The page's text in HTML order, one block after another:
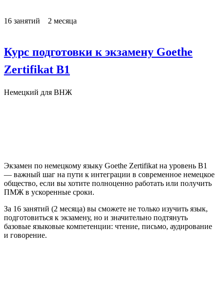
16 занятий 2 месяца
Курс подготовки к экзамену Goethe
Zertifikat B1
Немецкий для ВНЖ
Экзамен по немецкому языку Goethe Zertifikat на уровень B1
— важный шаг на пути к интеграции в современное немецкое
общество, если вы хотите полноценно работать или получить
ПМЖ в ускоренные сроки.
За 16 занятий (2 месяца) вы сможете не только изучить язык,
подготовиться к экзамену, но и значительно подтянуть
базовые языковые компетенции: чтение, письмо, аудирование
и говорение.